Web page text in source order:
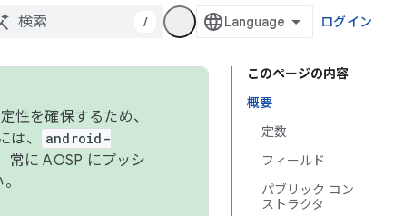
/ ログイン
このページの内容
概要
定数
フィールド
パブリック コン
ストラクタ
性を確保するため、
、
android-
常に AOSP にプッシ